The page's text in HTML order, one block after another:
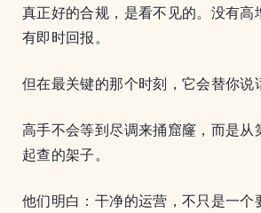
真正好的合规，是看不见的。没有高
有即时回报。
但在最关键的那个时刻，它会替你说
高手不会等到尽调来捅窟窿，而是从
起查的架子。
他们明白：干净的运营，不只是一个